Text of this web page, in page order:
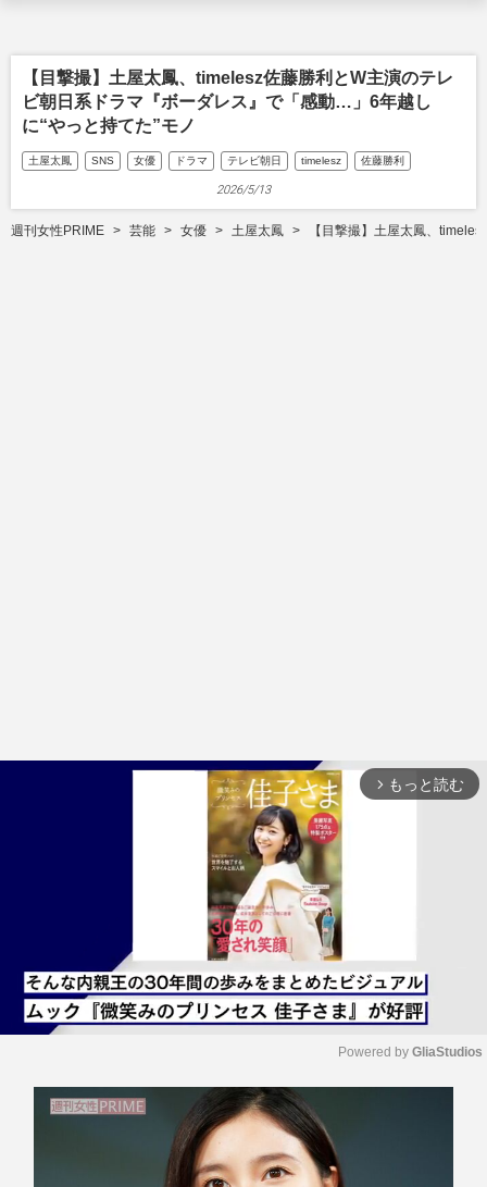
【目撃撮】土屋太鳳、timelesz佐藤勝利とW主演のテレ
ビ朝日系ドラマ『ボーダレス』で「感動…」6年越し
に“やっと持てた”モノ
土屋太鳳 SNS 女優 ドラマ テレビ朝日 timelesz 佐藤勝利
2026/5/13
週刊女性PRIME 芸能 女優 土屋太鳳 【目撃撮】土屋太鳳、
arrow_forward_ios もっと読む
Powered by GliaStudios